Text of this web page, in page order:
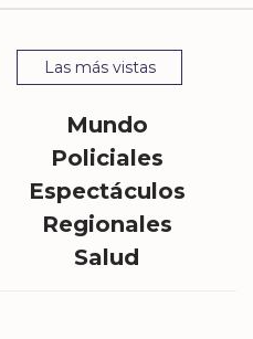
Las más vistas
Mundo
Policiales
Espectáculos
Regionales
Salud